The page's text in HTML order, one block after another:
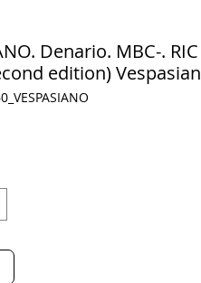
Denario. MBC-.
edition)